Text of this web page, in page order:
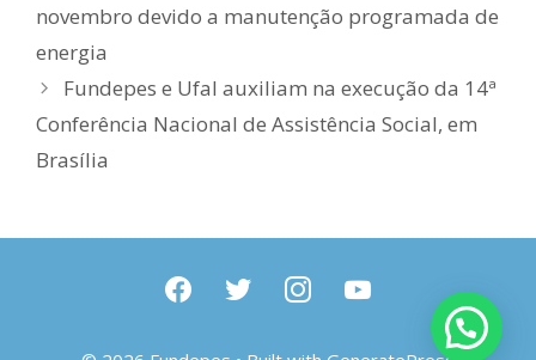
novembro devido a manutenção programada de
energia
Fundepes e Ufal auxiliam na execução da 14ª
Conferência Nacional de Assistência Social, em
Brasília
facebooktwitter instagramyoutube